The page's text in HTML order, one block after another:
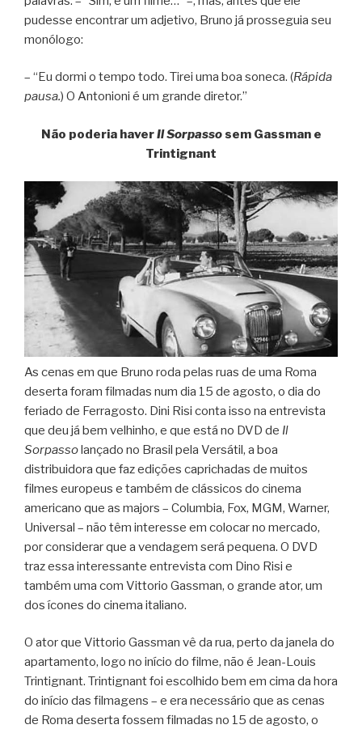
pudesse encontrar um adjetivo, Bruno já prosseguia seu
monólogo:
– “Eu dormi o tempo todo. Tirei uma boa soneca. (Rápida
pausa.) O Antonioni é um grande diretor.”
Não poderia haverIl Sorpassosem Gassman e
Trintignant
As cenas em que Bruno roda pelas ruas de uma Roma
deserta foram filmadas num dia 15 de agosto, o dia do
feriado de Ferragosto. Dini Risi conta isso na entrevista
que deu já bem velhinho, e que está no DVD de Il
Sorpassolançado no Brasil pela Versátil, a boa
distribuidora que faz edições caprichadas de muitos
filmes europeus e também de clássicos do cinema
americano que as majors – Columbia, Fox, MGM, Warner,
Universal – não têm interesse em colocar no mercado,
por considerar que a vendagem será pequena. O DVD
traz essa interessante entrevista com Dino Risi e
também uma com Vittorio Gassman, o grande ator, um
dos ícones do cinema italiano.
O ator que Vittorio Gassman vê da rua, perto da janela do
apartamento, logo no início do filme, não é Jean-Louis
Trintignant. Trintignant foi escolhido bem em cima da hora
do início das filmagens – e era necessário que as cenas
de Roma deserta fossem filmadas no 15 de agosto, o